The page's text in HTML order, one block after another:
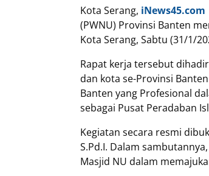
Kota Serang, iNews45.com
(PWNU) Provinsi Banten
Kota Serang, Sabtu (31/1/
Rapat kerja tersebut
dan kota se-Provinsi
Banten yang Profesional
sebagai Pusat Peradaban
Kegiatan secara resmi
S.Pd.I. Dalam
Masjid NU dalam